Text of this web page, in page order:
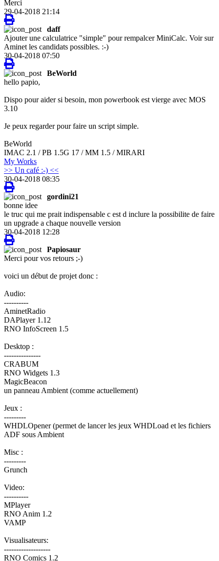
Merci
29-04-2018 21:14
daff
Ajouter une calculatrice "simple" pour rempalcer MiniCalc. Voir sur
Aminet les candidats possibles. :-)
30-04-2018 07:50
BeWorld
hello papio,
Dispo pour aider si besoin, mon powerbook est vierge avec MOS
3.10
Je peux regarder pour faire un script simple.
BeWorld
IMAC 2.1 / PB 1.5G 17 / MM 1.5 / MIRARI
My Works
>> Un café :-) <<
30-04-2018 08:35
gordini21
bonne idee
le truc qui me prait indispensable c est d inclure la possibilite de faire
un upgrade a chaque nouvelle version
30-04-2018 12:28
Papiosaur
Merci pour vos retours ;-)
voici un début de projet donc :
Audio:
----------
AminetRadio
DAPlayer 1.12
RNO InfoScreen 1.5
Desktop :
---------------
CRABUM
RNO Widgets 1.3
MagicBeacon
un panneau Ambient (comme actuellement)
Jeux :
---------
WHDLOpener (permet de lancer les jeux WHDLoad et les fichiers
ADF sous Ambient
Misc :
---------
Grunch
Video:
----------
MPlayer
RNO Anim 1.2
VAMP
Visualisateurs:
-------------------
RNO Comics 1.2